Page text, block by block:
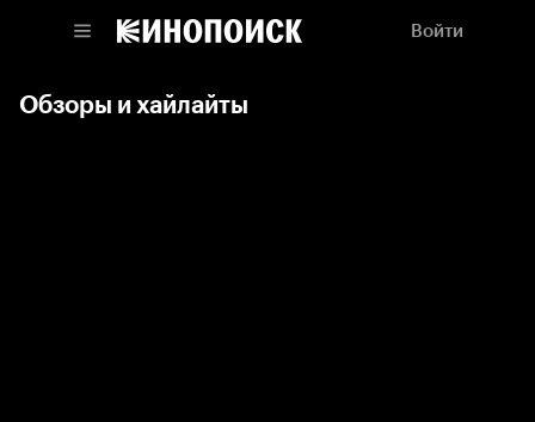
Войти
Обзоры и хайлайты